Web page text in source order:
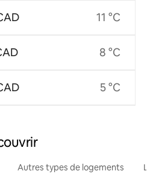
11 °C
8 °C
5 °C
Autres types de logements